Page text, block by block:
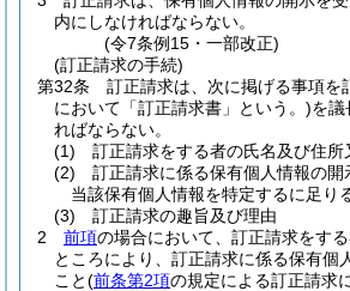
内にしなければならない。
(令7条例15・一部改正)
(訂正請求の手続)
第32条
訂正請求は、次に掲げる事項を
において「訂正請求書」という。)を議
ればならない。
(1)
訂正請求をする者の氏名及び住所
(2)
訂正請求に係る保有個人情報の
当該保有個人情報を特定するに足り
(3)
訂正請求の趣旨及び理由
2
前項の場合において、訂正請求をす
ところにより、訂正請求に係る保有個
こと(前条第2項の規定による訂正請求